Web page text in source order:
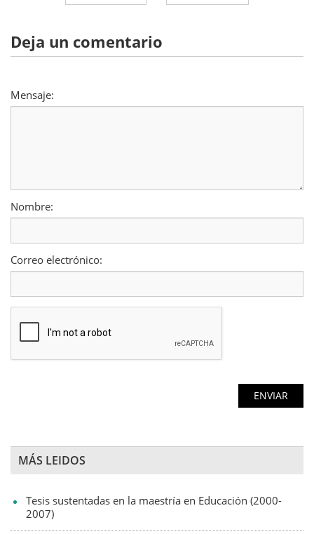
Deja un comentario
Mensaje:
Nombre:
Correo electrónico:
MÁS LEIDOS
Tesis sustentadas en la maestría en Educación (2000-
2007)